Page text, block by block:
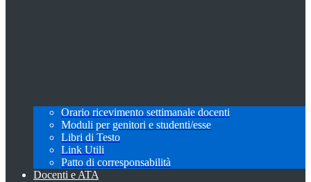
Orario ricevimento settimanale docenti
Moduli per genitori e studenti/esse
Libri di Testo
Link Utili
Patto di corresponsabilità
Docenti e ATA